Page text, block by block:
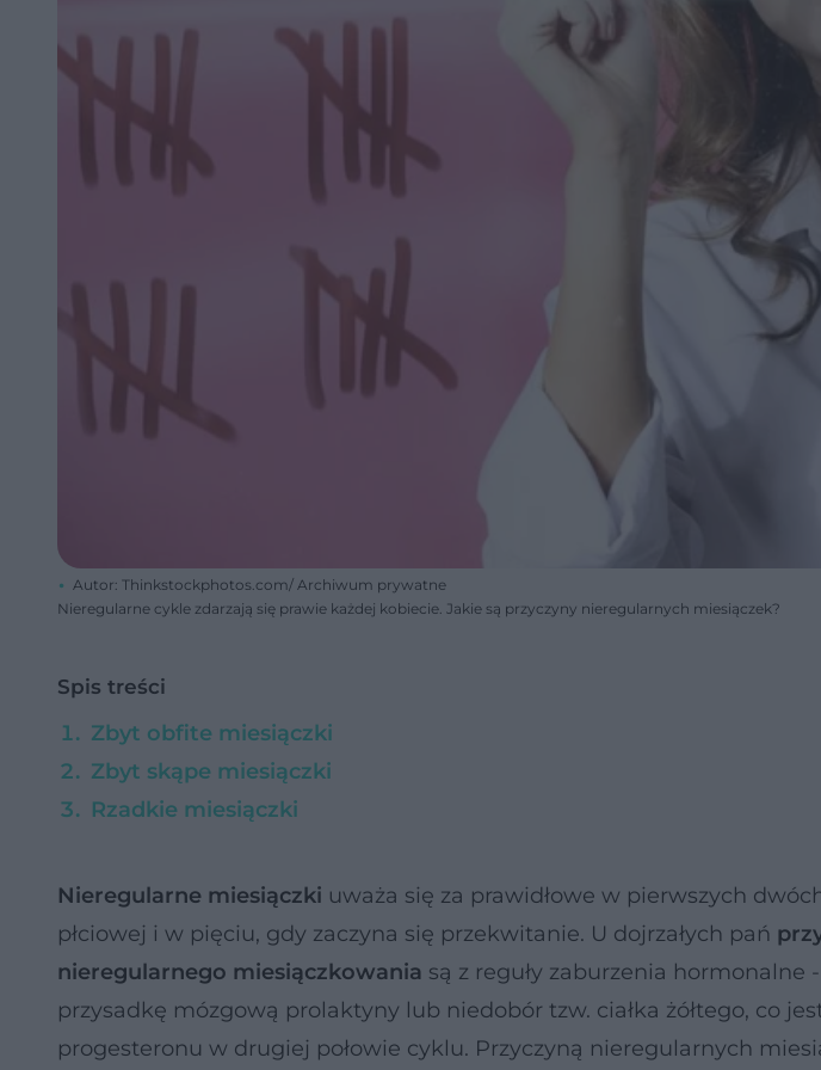
Autor: Thinkstockphotos.com/ Archiwum prywatne
Nieregularne cykle zdarzają się prawie każdej kobiecie. Jakie są przyczyny nieregularnych miesiączek?
Spis treści
Zbyt obfite miesiączki
Zbyt skąpe miesiączki
Rzadkie miesiączki
Nieregularne miesiączki uważa się za prawidłowe w pierwszych
płciowej i w pięciu, gdy zaczyna się przekwitanie. U dojrzałych pań
nieregularnego miesiączkowania są z reguły zaburzenia
przysadkę mózgową prolaktyny lub niedobór tzw. ciałka żółtego, co
progesteronu w drugiej połowie cyklu. Przyczyną nieregularnych